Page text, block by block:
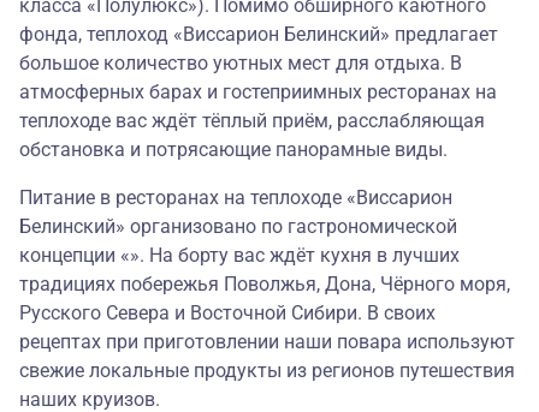
класса «Полулюкс»). Помимо обширного каютного
фонда, теплоход «Виссарион Белинский» предлагает
большое количество уютных мест для отдыха. В
атмосферных барах и гостеприимных ресторанах на
теплоходе вас ждёт тёплый приём, расслабляющая
обстановка и потрясающие панорамные виды.
Питание в ресторанах на теплоходе «Виссарион
Белинский» организовано по гастрономической
концепции «». На борту вас ждёт кухня в лучших
традициях побережья Поволжья, Дона, Чёрного моря,
Русского Севера и Восточной Сибири. В своих
рецептах при приготовлении наши повара используют
свежие локальные продукты из регионов путешествия
наших круизов.